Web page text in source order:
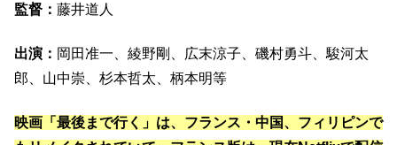
監督： 藤井道人
出演： 岡田准一、綾野剛、広末涼子、磯村勇斗、駿河太
郎、山中崇、杉本哲太、柄本明等
映画「最後まで行く」は、フランス・中国、フィリピンで